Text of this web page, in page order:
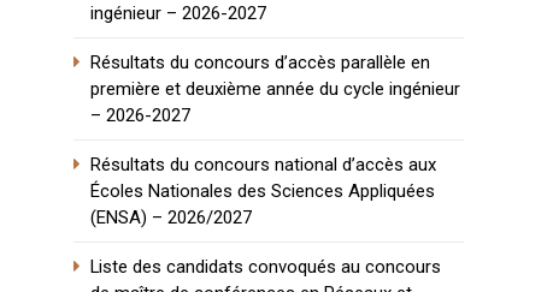
ingénieur – 2026-2027
Résultats du concours d’accès parallèle en
première et deuxième année du cycle ingénieur
– 2026-2027
Résultats du concours national d’accès aux
Écoles Nationales des Sciences Appliquées
(ENSA) – 2026/2027
Liste des candidats convoqués au concours